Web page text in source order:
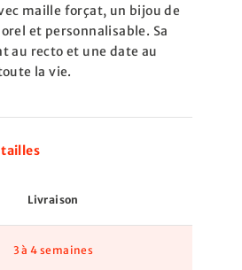
maille forçat, un bijou de
et personnalisable. Sa
au recto et une date au
la vie.
tailles
Livraison
3 à 4 semaines